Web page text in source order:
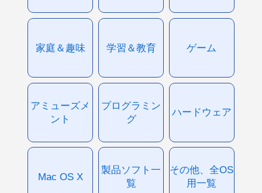
家庭＆趣味 学習＆教育 ゲーム
アミューズメ
ント
プログラミン
グ
ハードウェア
Mac OS X
製品ソフト一
覧
その他、全OS
用一覧